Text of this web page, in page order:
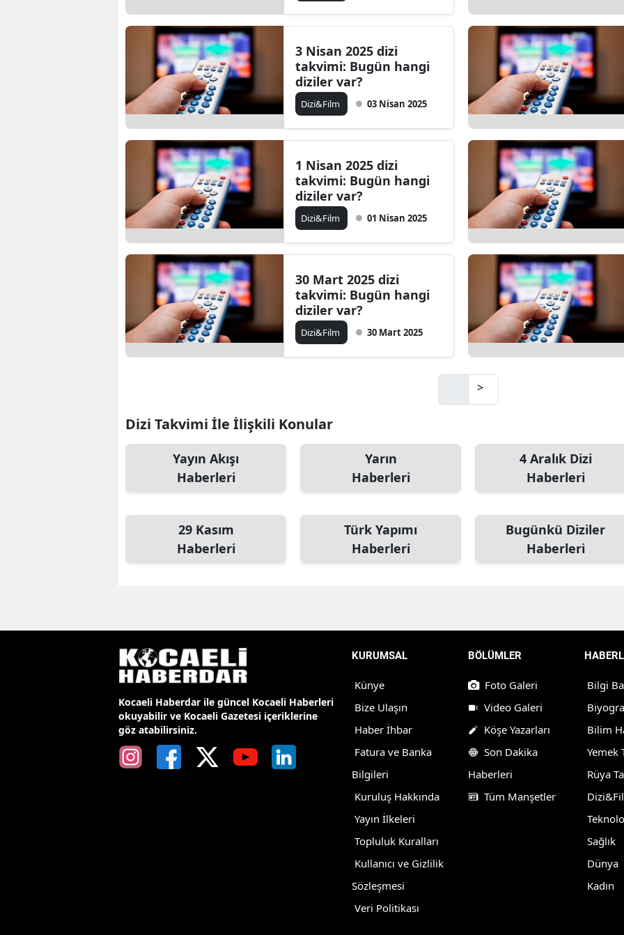
3 Nisan 2025 dizi
takvimi: Bugün hangi
diziler var?
Dizi&Film 03 Nisan 2025
1 Nisan 2025 dizi
takvimi: Bugün hangi
diziler var?
Dizi&Film 01 Nisan 2025
30 Mart 2025 dizi
takvimi: Bugün hangi
diziler var?
Dizi&Film 30 Mart 2025
>
Dizi Takvimi İle İlişkili Konular
Yayın Akışı
Haberleri
Yarın
Haberleri
4 Aralık Dizi
Haberleri
29 Kasım
Haberleri
Türk Yapımı
Haberleri
Bugünkü Diziler
Haberleri
Kocaeli Haberdar ile güncel Kocaeli Haberleri
okuyabilir ve Kocaeli Gazetesi içeriklerine
göz atabilirsiniz.
KURUMSAL
Künye
Bize Ulaşın
Haber İhbar
Fatura ve Banka
Bilgileri
Kuruluş Hakkında
Yayın İlkeleri
Topluluk Kuralları
Kullanıcı ve Gizlilik
Sözleşmesi
Veri Politikası
BÖLÜMLER
Foto Galeri
Video Galeri
Köşe Yazarları
Son Dakika
Haberleri
Tüm Manşetler
Bilgi
Bilim
Yemek
Rüya
Sağlık
Dünya
Kadın